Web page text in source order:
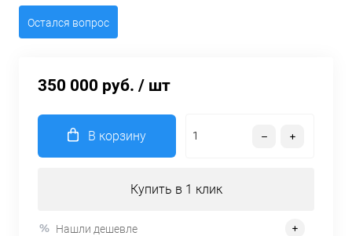
Остался вопрос
350 000 руб. / шт
В корзину
Купить в 1 клик
Нашли дешевле